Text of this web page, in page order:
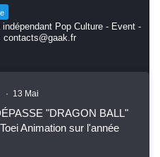
Pop Culture - Event -
contacts@gaak.fr
· 13 Mai
"DRAGON BALL"
Animation sur l'année